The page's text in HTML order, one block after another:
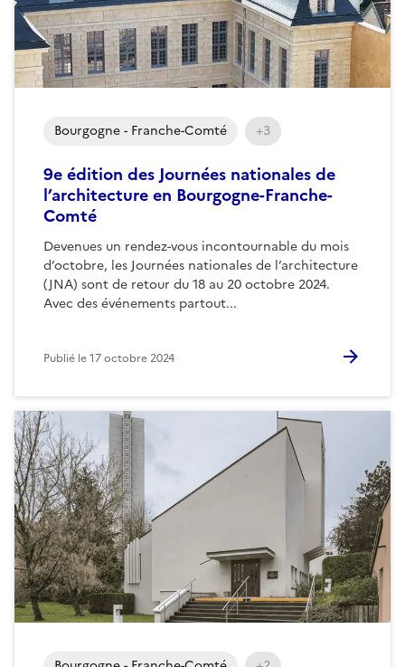
9e édition des Journées nationales de
l’architecture en Bourgogne-Franche-
Comté
Devenues un rendez-vous incontournable du mois
d’octobre, les Journées nationales de l’architecture
(JNA) sont de retour du 18 au 20 octobre 2024.
Avec des événements partout...
Bourgogne - Franche-Comté +3
Publié le17 octobre 2024